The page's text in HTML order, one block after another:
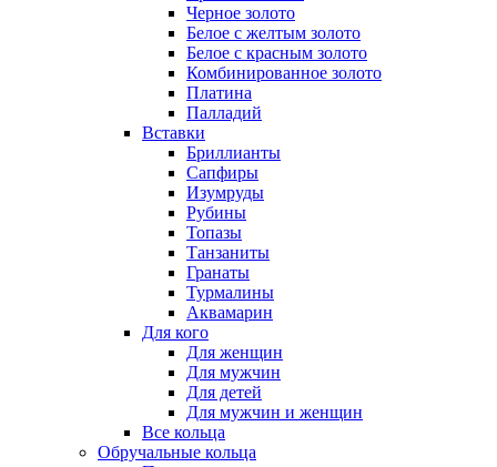
Черное золото
Белое с желтым золото
Белое с красным золото
Комбинированное золото
Платина
Палладий
Вставки
Бриллианты
Сапфиры
Изумруды
Рубины
Топазы
Танзаниты
Гранаты
Турмалины
Аквамарин
Для кого
Для женщин
Для мужчин
Для детей
Для мужчин и женщин
Все кольца
Обручальные кольца